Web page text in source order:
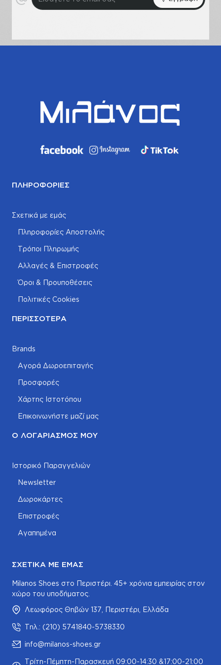
email
ΠΛΗΡΟΦΟΡΊΕΣ
Σχετικά με εμάς
Πληροφορίες Αποστολής
Τρόποι Πληρωμής
Αλλαγές & Επιστροφές
Όροι & Προυποθέσεις
Πολιτικές Cookies
ΠΕΡΙΣΣΌΤΕΡΑ
Brands
Αγορά Δωροεπιταγής
Προσφορές
Χάρτης Ιστοτόπου
Επικοινωνήστε μαζί μας
Ο ΛΟΓΑΡΙΑΣΜΌΣ ΜΟΥ
Ιστορικό Παραγγελιών
Newsletter
Δωροκάρτες
Επιστροφές
Αγαπημένα
ΣΧΕΤΙΚΆ ΜΕ ΕΜΆΣ
Milanos Shoes στο Περιστέρι. 45+ χρόνια εμπειρίας στον
χώρο του υποδήματος.
Λεωφόρος Θηβών 137, Περιστέρι, Ελλάδα
Τηλ.: (210) 5741840-5738330
info@milanos-shoes.gr
Τρίτη-Πέμπτη-Παρασκευή 09:00-14:30 &17:00-21:00